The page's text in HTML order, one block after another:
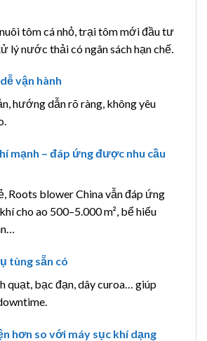
tôm cá nhỏ, trại tôm mới đầu tư
lý nước thải có ngân sách hạn chế.
vận hành
hướng dẫn rõ ràng, không yêu
mạnh – đáp ứng được nhu cầu
Roots blower China vẫn đáp ứng
cho ao 500–5.000 m², bể hiếu
tùng sẵn có
quạt, bạc đạn, dây curoa… giúp
hơn so với máy sục khí dạng